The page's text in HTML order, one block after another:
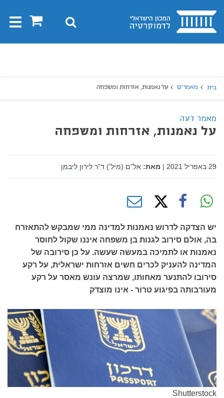
בית 0 חיפוש
בית מאמרים על נאמנות, אזרחות ומשפחה
מאמר דעה
על נאמנות, אזרחות ומשפחה
29 באפריל 2021 | מאת: אל"ם (מיל') ד"ר לירון ליבמן
יש הצדקה לדרוש נאמנות למדינה ממי שמבקש להתאזרח
בה, אולם סירוב לגנות בן משפחה איננו שקול לחוסר
נאמנות או לתמיכה במעשה שעשה. על כן סירובה של
המדינה להעניק לכרים חשים אזרחות ישראלית, על רקע
סירובו להתנער מאחותו, שמרצה עונש מאסר על רקע
מעורבותה בפיגוע טרור - אינו מוצדק
Shutterstock